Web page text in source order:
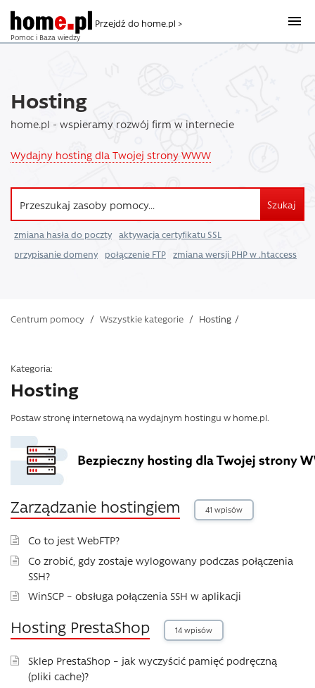
Pomoc i Baza wiedzy
Przejdź do home.pl >
Hosting
home.pl - wspieramy rozwój firm w internecie
Wydajny hosting dla Twojej strony WWW
Szukaj
zmiana hasła do poczty
aktywacja certyfikatu SSL
przypisanie domeny
połączenie FTP zmiana wersji PHP w .htaccess
Centrum pomocy / Wszystkie kategorie / Hosting /
Kategoria:
Hosting
Postaw stronę internetową na wydajnym hostingu w home.pl.
Zarządzanie hostingiem 41 wpisów
Co to jest WebFTP?
Co zrobić, gdy zostaje wylogowany podczas połączenia
SSH?
WinSCP – obsługa połączenia SSH w aplikacji
Hosting PrestaShop 14 wpisów
Sklep PrestaShop – jak wyczyścić pamięć podręczną
(pliki cache)?